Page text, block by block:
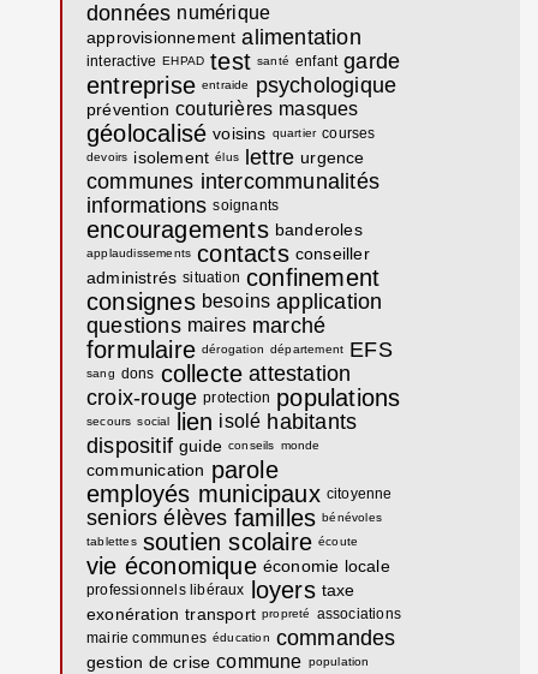
données numérique
approvisionnement alimentation
interactive EHPAD test santé enfant garde
entreprise entraide psychologique
prévention couturières masques
géolocalisé voisins quartier courses
devoirs isolement élus lettre urgence
communes intercommunalités
informations soignants
encouragements banderoles
applaudissements contacts conseiller
administrés situation confinement
consignes besoins application
questions maires marché
formulaire dérogation département EFS
sang dons collecte attestation
croix-rouge protection populations
secours social lien isolé habitants
dispositif guide conseils monde
communication parole
employés municipaux citoyenne
seniors élèves familles bénévoles
tablettes soutien scolaire écoute
vie économique économie locale
professionnels libéraux loyers taxe
exonération transport propreté
associations
mairie communes éducation commandes
gestion de crise commune population